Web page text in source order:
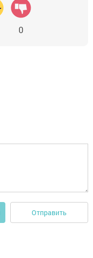
0
Отправить